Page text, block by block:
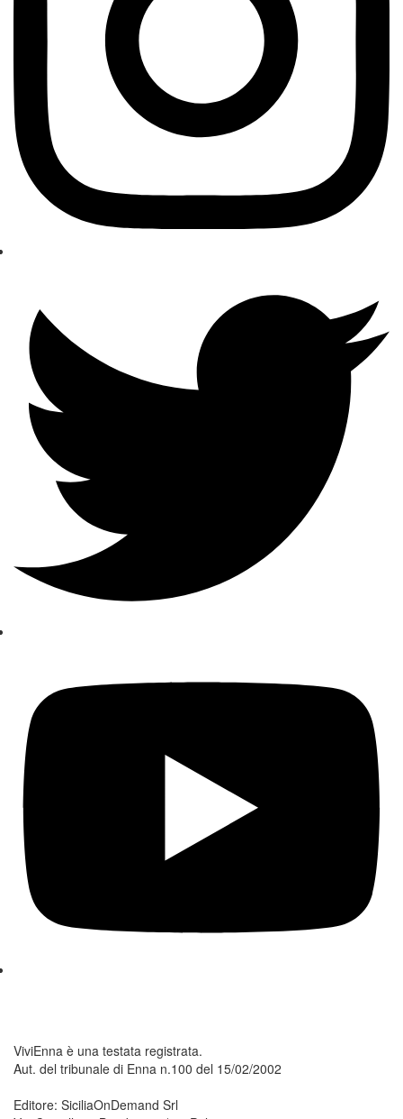
ViviEnna è una testata registrata.
Aut. del tribunale di Enna n.100 del 15/02/2002
Editore: SiciliaOnDemand Srl